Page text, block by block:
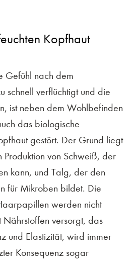
Kopfhaut
Gefühl nach dem
schnell verflüchtigt und die
ist neben dem Wohlbefinden
das biologische
gestört. Der Grund liegt
von Schweiß, der
kann, und Talg, der den
für Mikroben bildet. Die
werden nicht
Nährstoffen versorgt, das
und Elastizität, wird immer
Konsequenz sogar